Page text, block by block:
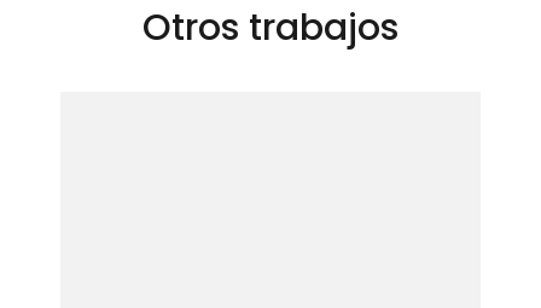
Otros trabajos